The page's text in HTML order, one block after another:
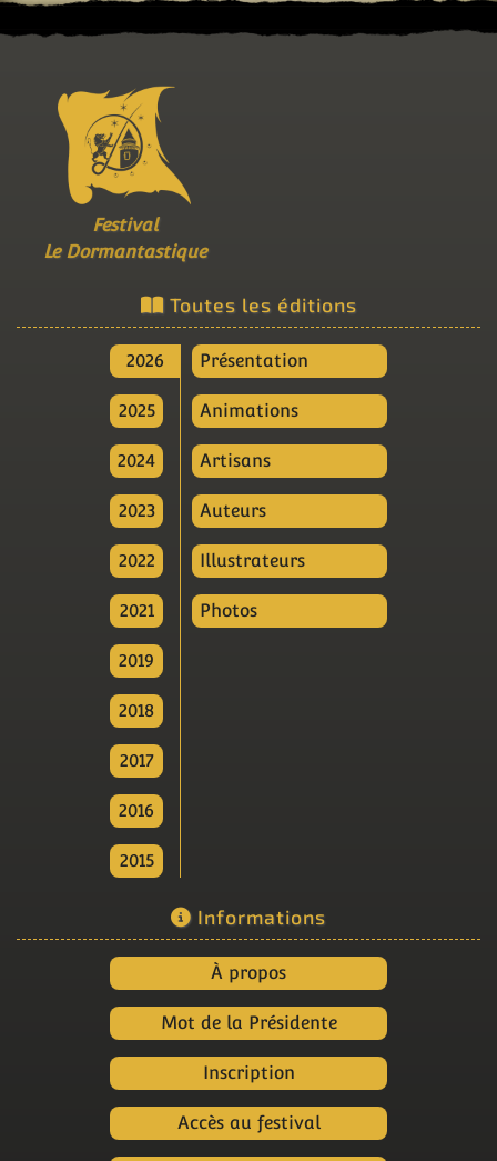
Festival
Le Dormantastique
Toutes les éditions
2026
2025
2024
2023
2022
2021
2019
2018
2017
2016
2015
Présentation
Animations
Artisans
Auteurs
Illustrateurs
Photos
Informations
À propos
Mot de la Présidente
Inscription
Accès au festival